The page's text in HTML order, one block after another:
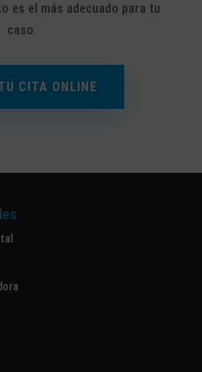
es el más adecuado para tu
caso.
CITA ONLINE